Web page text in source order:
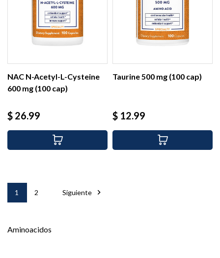
NAC N-Acetyl-L-Cysteine
600 mg (100 cap)
Precio
$ 26.99
Taurine 500 mg (100 cap)
Precio
$ 12.99
1 2 Siguiente 
Aminoacidos